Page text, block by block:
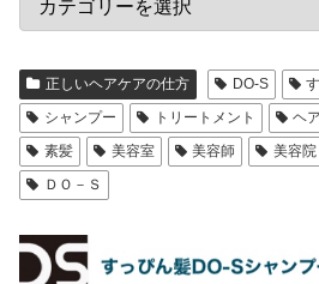
正しいヘアケアの仕方 DO-S
シャンプー
トリートメント ヘ
素髪
美容室 美容師 美容院
ＤＯ－Ｓ